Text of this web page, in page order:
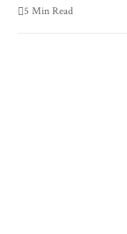
5 Min Read